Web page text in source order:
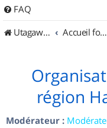
FAQ
UtagawaVTT (Randos VTT et VTTAE avec traces GPS)
Accueil forum
région
Modérateur :